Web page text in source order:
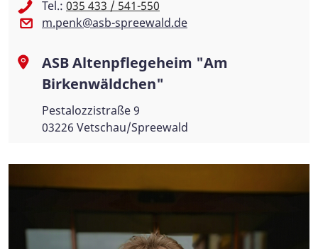
Tel.: 035 433 / 541-550
m.penk@asb-spreewald.de
ASB Altenpflegeheim "Am
Birkenwäldchen"
Pestalozzistraße 9
03226 Vetschau/Spreewald